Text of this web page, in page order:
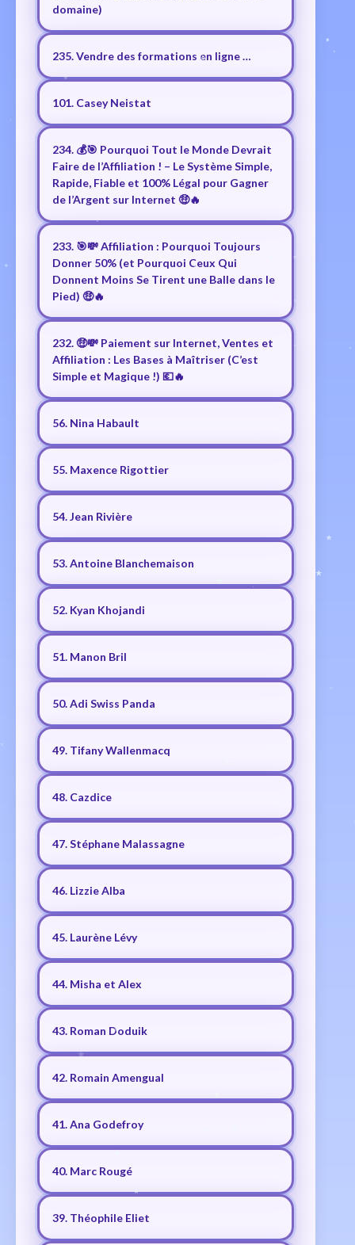
domaine)
235. Vendre des formations en ligne …
101. Casey Neistat
234. 💰🎯 Pourquoi Tout le Monde Devrait
Faire de l’Affiliation ! – Le Système Simple,
Rapide, Fiable et 100% Légal pour Gagner
de l’Argent sur Internet 🤑🔥
233. 🎯💸 Affiliation : Pourquoi Toujours
Donner 50% (et Pourquoi Ceux Qui
Donnent Moins Se Tirent une Balle dans le
Pied) 🤑🔥
232. 🤑💸 Paiement sur Internet, Ventes et
Affiliation : Les Bases à Maîtriser (C’est
Simple et Magique !) 💶🔥
56. Nina Habault
55. Maxence Rigottier
54. Jean Rivière
53. Antoine Blanchemaison
52. Kyan Khojandi
51. Manon Bril
50. Adi Swiss Panda
49. Tifany Wallenmacq
48. Cazdice
47. Stéphane Malassagne
46. Lizzie Alba
45. Laurène Lévy
44. Misha et Alex
43. Roman Doduik
42. Romain Amengual
41. Ana Godefroy
40. Marc Rougé
39. Théophile Eliet